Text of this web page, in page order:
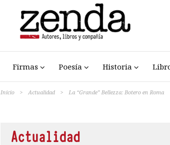
Firmas Poesía Historia
Inicio > Actualidad > La “Grande” Bellezza: Botero en Roma
Actualidad